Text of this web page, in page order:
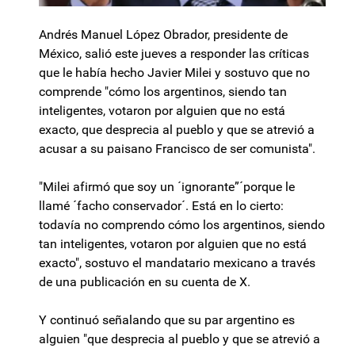
Andrés Manuel López Obrador, presidente de
México, salió este jueves a responder las críticas
que le había hecho Javier Milei y sostuvo que no
comprende "cómo los argentinos, siendo tan
inteligentes, votaron por alguien que no está
exacto, que desprecia al pueblo y que se atrevió a
acusar a su paisano Francisco de ser comunista".
"Milei afirmó que soy un ´ignorante”´porque le
llamé ´facho conservador´. Está en lo cierto:
todavía no comprendo cómo los argentinos, siendo
tan inteligentes, votaron por alguien que no está
exacto", sostuvo el mandatario mexicano a través
de una publicación en su cuenta de X.
Y continuó señalando que su par argentino es
alguien "que desprecia al pueblo y que se atrevió a